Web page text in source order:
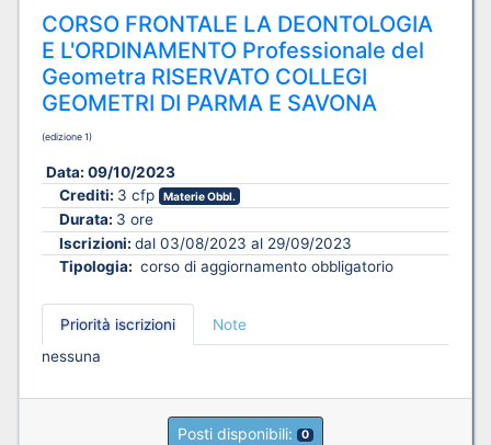
CORSO FRONTALE LA DEONTOLOGIA
E L'ORDINAMENTO Professionale del
Geometra RISERVATO COLLEGI
GEOMETRI DI PARMA E SAVONA
(edizione 1)
Data: 09/10/2023
Crediti: 3 cfp Materie Obbl.
Durata: 3 ore
Iscrizioni: dal 03/08/2023 al 29/09/2023
Tipologia: corso di aggiornamento obbligatorio
Priorità iscrizioni
Note
nessuna
Posti disponibili: 0